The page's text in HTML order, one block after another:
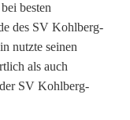
besten
des SV Kohlberg-
nutzte seinen
als auch
SV Kohlberg-